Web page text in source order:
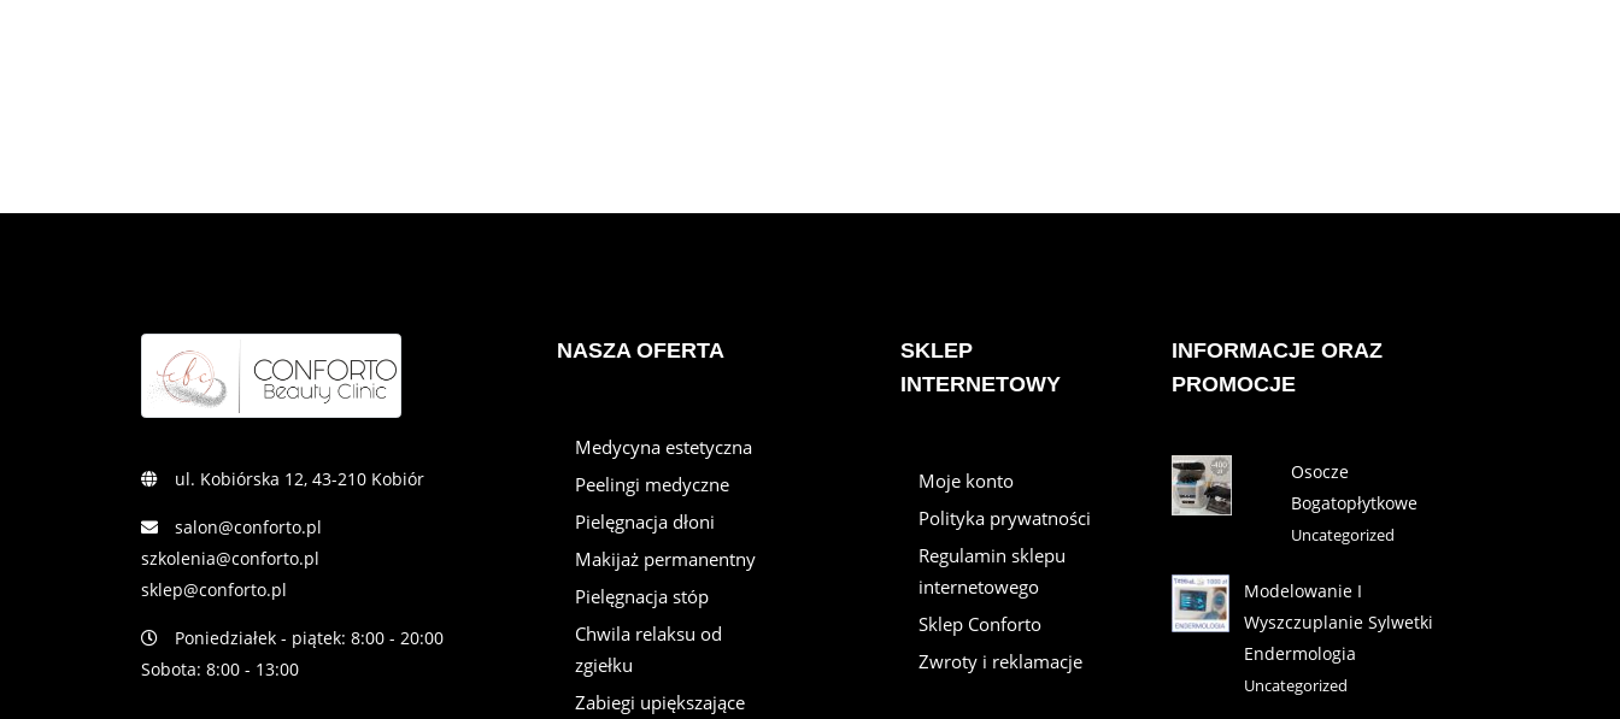
ul. Kobiórska 12, 43-210 Kobiór
salon@conforto.pl
szkolenia@conforto.pl
sklep@conforto.pl
Poniedziałek - piątek: 8:00 - 20:00
Sobota: 8:00 - 13:00
NASZA OFERTA
Medycyna estetyczna
Peelingi medyczne
Pielęgnacja dłoni
Makijaż permanentny
Pielęgnacja stóp
Chwila relaksu od
zgiełku
Zabiegi upiększające
SKLEP
INTERNETOWY
Moje konto
Polityka prywatności
Regulamin sklepu
internetowego
Sklep Conforto
Zwroty i reklamacje
INFORMACJE ORAZ
PROMOCJE
Osocze
Bogatopłytkowe
Uncategorized
Modelowanie I
Wyszczuplanie Sylwetki
Endermologia
Uncategorized